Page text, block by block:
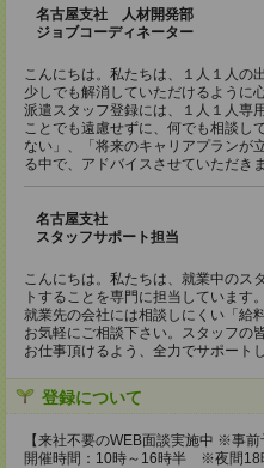
名古屋支社 人材開発部
ジョブコーディネーター
こんにちは。私たちは、１人１人の
少しでも解消していただけるように
派遣スタッフ登録には、１人１人専
ことでも遠慮せずに、何でも相談し
ない」、「将来のキャリアプランが
る中で、アドバイスさせていただき
名古屋支社
スタッフサポート担当
こんにちは。私たちは、就業中のス
トすることを専門に担当しています。
就業先の会社には相談しにくい「給
お気軽にご相談下さい。スタッフの
お仕事頂けるよう、全力でサポート
登録について
【来社不要のWEB面談実施中 ※事前
開催時間：10時～16時半 ※夜間18